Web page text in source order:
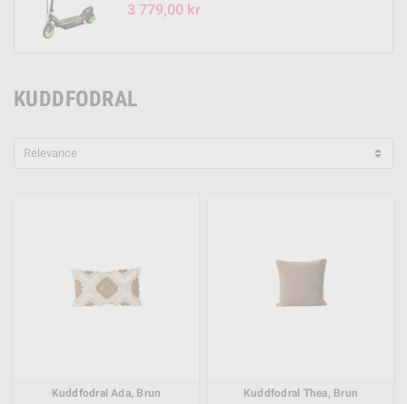
3 779,00 kr
KUDDFODRAL
Relevance
Kuddfodral Ada, Brun Kuddfodral Thea, Brun